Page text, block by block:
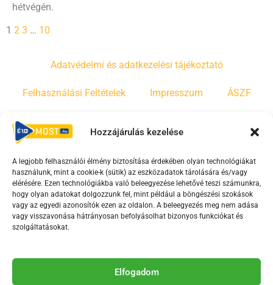
Hozzájárulás kezelése
A legjobb felhasználói élmény biztosítása érdekében olyan technológiákat
használunk, mint a cookie-k (sütik) az eszközadatok tárolására és/vagy
elérésére. Ezen technológiákba való beleegyezése lehetővé teszi számunkra,
hogy olyan adatokat dolgozzunk fel, mint például a böngészési szokások
vagy az egyedi azonosítók ezen az oldalon. A beleegyezés meg nem adása
vagy visszavonása hátrányosan befolyásolhat bizonyos funkciókat és
szolgáltatásokat.
Elfogadom
hétvégén.
1 2 3 … 10
Adatvédelmi és adatkezelési tájékoztató
Felhasználási Feltételek Impresszum ÁSZF
F
a
c
e
b
o
Y
o
u
t
u
e
T
i
k
t
Az Érd Média médiaszolgáltatási tevékenységét a
Médiatanács a Magyar Média Mecenatúra program